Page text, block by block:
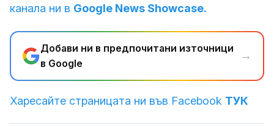
канала ни в Google News Showcase.
Добави ни в предпочитани източници
в Google
→
Харесайте страницата ни във Facebook ТУК